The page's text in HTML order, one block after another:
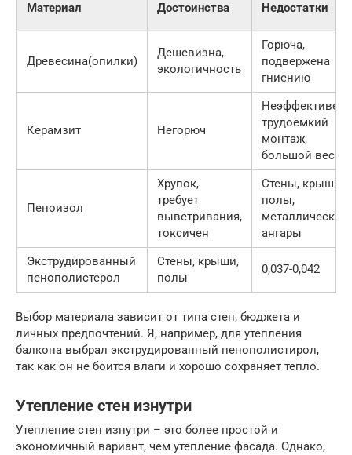
Материал Достоинства Недостатки
Древесина(опилки)
Дешевизна,
экологичность
Горюча,
подвержена
гниению
Керамзит Негорюч
Неэффективен,
трудоемкий
монтаж,
большой вес
Пеноизол
Хрупок,
требует
выветривания,
токсичен
Стены, крыши,
полы,
металлические
ангары
Экструдированный
пенополистерол
Стены, крыши,
полы
0,037-0,042
Выбор материала зависит от типа стен, бюджета и
личных предпочтений. Я, например, для утепления
балкона выбрал экструдированный пенополистирол,
так как он не боится влаги и хорошо сохраняет тепло.
Утепление стен изнутри
Утепление стен изнутри – это более простой и
экономичный вариант, чем утепление фасада. Однако,